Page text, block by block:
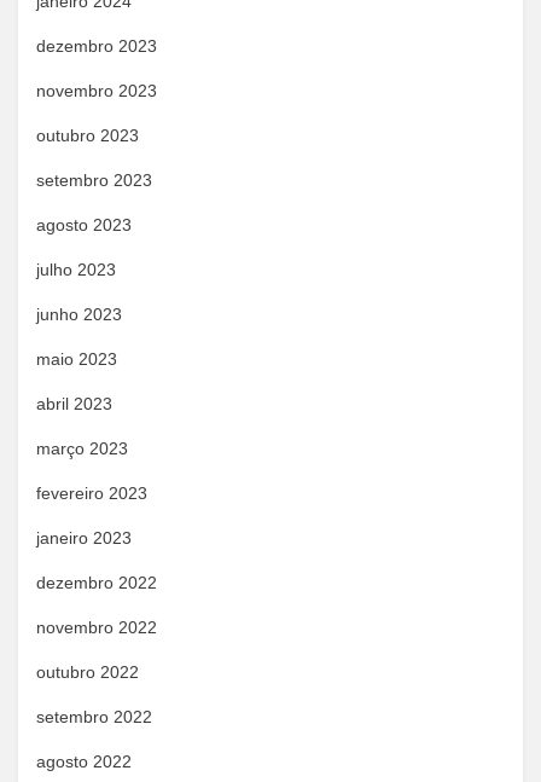
dezembro 2023
novembro 2023
outubro 2023
setembro 2023
agosto 2023
julho 2023
junho 2023
maio 2023
abril 2023
março 2023
fevereiro 2023
janeiro 2023
dezembro 2022
novembro 2022
outubro 2022
setembro 2022
agosto 2022